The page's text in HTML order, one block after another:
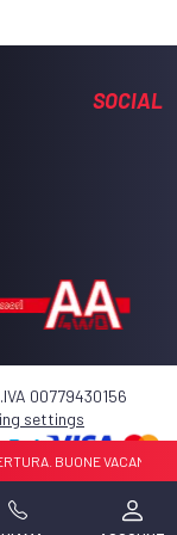
SOCIAL
00779430156
settings
BUONE VACANZE 🏝️🏝️